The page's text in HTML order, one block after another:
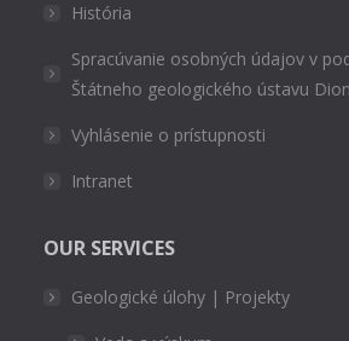
História
Spracúvanie osobných údajov v
Štátneho geologického ústavu
Vyhlásenie o prístupnosti
Intranet
OUR SERVICES
Geologické úlohy | Projekty